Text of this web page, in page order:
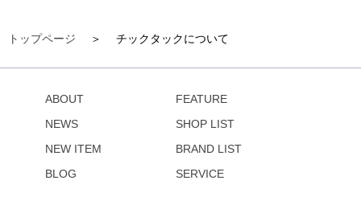
トップページ チックタックについて
ABOUT
NEWS
NEW ITEM
BLOG
FEATURE
SHOP LIST
BRAND LIST
SERVICE